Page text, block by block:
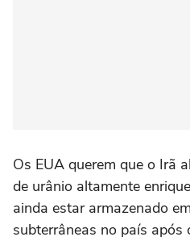
Os EUA querem que o Irã
de urânio altamente
ainda estar armazenado
subterrâneas no país após